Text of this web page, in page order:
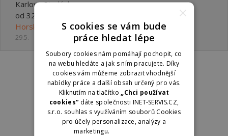
Karlova Studánka
od 32000 ,- Kč
Horské lázně Karlova Studánka, státní podnik
29.5.
×
S cookies se vám bude
práce hledat lépe
Soubory cookies nám pomáhají pochopit, co
na webu hledáte a jak s ním pracujete. Díky
cookies vám můžeme zobrazit vhodnější
nabídky práce a další obsah určený pro vás.
Kliknutím na tlačítko„Chci používat
cookies“ dáte společnosti INET-SERVIS.CZ,
s.r.o. souhlas s využíváním souborů Cookies
pro účely personalizace, analýzy a
marketingu.